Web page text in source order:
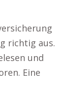
richtig aus.
und
Eine